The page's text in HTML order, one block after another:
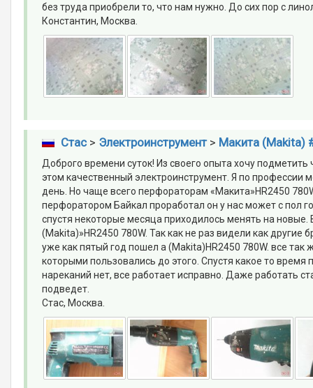
без труда приобрели то, что нам нужно. До сих пор с
Константин, Москва.
Стас> Электроинструмент> Макита (Makita)
Доброго времени суток! Из своего опыта хочу
этом качественный электроинструмент. Я по
день. Но чаще всего перфораторам «Макита»HR2450
перфоратором Байкал проработал он у нас может с пол
спустя некоторые месяца приходилось менять на
(Makita)»HR2450 780W. Так как не раз видели как
уже как пятый год пошел а (Makita)HR2450 780W. все
которыми пользовались до этого. Спустя какое то
нареканий нет, все работает исправно. Даже работать
подведет.
Стас, Москва.